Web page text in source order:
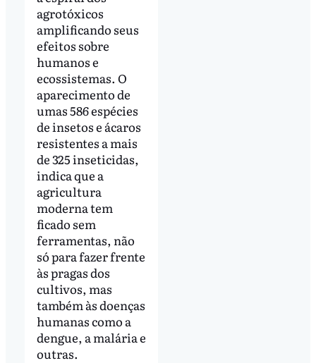
agrotóxicos
amplificando seus
efeitos sobre
humanos e
ecossistemas. O
aparecimento de
umas 586 espécies
de insetos e ácaros
resistentes a mais
de 325 inseticidas,
indica que a
agricultura
moderna tem
ficado sem
ferramentas, não
só para fazer frente
às pragas dos
cultivos, mas
também às doenças
humanas como a
dengue, a malária e
outras.